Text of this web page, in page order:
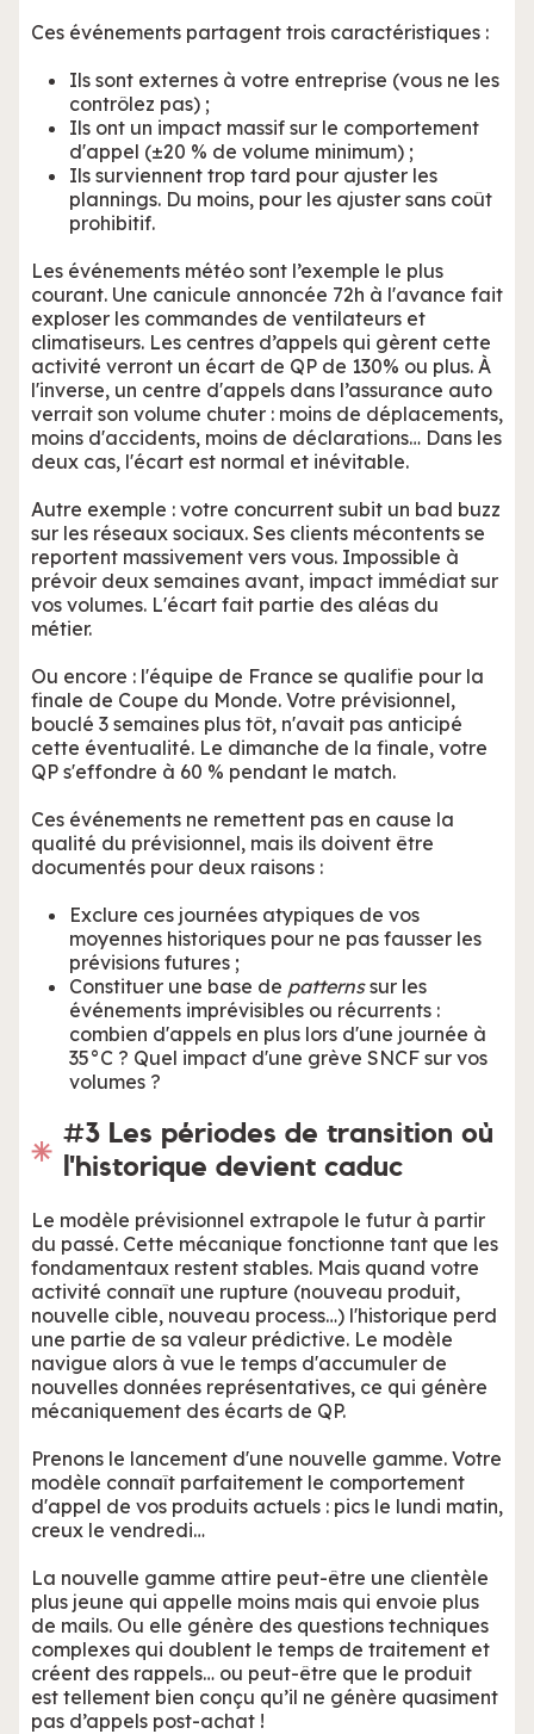
Ces événements partagent trois caractéristiques :
Ils sont externes à votre entreprise (vous ne les
contrôlez pas) ;
Ils ont un impact massif sur le comportement
d'appel (±20 % de volume minimum) ;
Ils surviennent trop tard pour ajuster les
plannings. Du moins, pour les ajuster sans coût
prohibitif.
Les événements météo sont l’exemple le plus
courant. Une canicule annoncée 72h à l'avance fait
exploser les commandes de ventilateurs et
climatiseurs. Les centres d’appels qui gèrent cette
activité verront un écart de QP de 130% ou plus. À
l'inverse, un centre d'appels dans l’assurance auto
verrait son volume chuter : moins de déplacements,
moins d'accidents, moins de déclarations… Dans les
deux cas, l'écart est normal et inévitable.
Autre exemple : votre concurrent subit un bad buzz
sur les réseaux sociaux. Ses clients mécontents se
reportent massivement vers vous. Impossible à
prévoir deux semaines avant, impact immédiat sur
vos volumes. L'écart fait partie des aléas du
métier.
Ou encore : l'équipe de France se qualifie pour la
finale de Coupe du Monde. Votre prévisionnel,
bouclé 3 semaines plus tôt, n'avait pas anticipé
cette éventualité. Le dimanche de la finale, votre
QP s'effondre à 60 % pendant le match.
Ces événements ne remettent pas en cause la
qualité du prévisionnel, mais ils doivent être
documentés pour deux raisons :
Exclure ces journées atypiques de vos
moyennes historiques pour ne pas fausser les
prévisions futures ;
Constituer une base de patternssur les
événements imprévisibles ou récurrents :
combien d'appels en plus lors d'une journée à
35°C ? Quel impact d'une grève SNCF sur vos
volumes ?
#3 Les périodes de transition où
l'historique devient caduc
Le modèle prévisionnel extrapole le futur à partir
du passé. Cette mécanique fonctionne tant que les
fondamentaux restent stables. Mais quand votre
activité connaît une rupture (nouveau produit,
nouvelle cible, nouveau process…) l'historique perd
une partie de sa valeur prédictive. Le modèle
navigue alors à vue le temps d'accumuler de
nouvelles données représentatives, ce qui génère
mécaniquement des écarts de QP.
Prenons le lancement d'une nouvelle gamme. Votre
modèle connaît parfaitement le comportement
d'appel de vos produits actuels : pics le lundi matin,
creux le vendredi…
La nouvelle gamme attire peut-être une clientèle
plus jeune qui appelle moins mais qui envoie plus
de mails. Ou elle génère des questions techniques
complexes qui doublent le temps de traitement et
créent des rappels… ou peut-être que le produit
est tellement bien conçu qu’il ne génère quasiment
pas d’appels post-achat !